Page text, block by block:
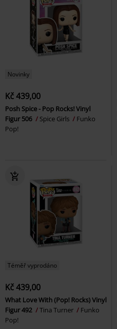
Novinky
Kč 439,00
Posh Spice - Pop Rocks! Vinyl
Figur 506
Spice Girls
Funko
Pop!
Téměř vyprodáno
Kč 439,00
What Love With (Pop! Rocks) Vinyl
Figur 492
Tina Turner
Funko
Pop!